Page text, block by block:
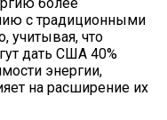
более
с традиционными
учитывая, что
дать США 40%
энергии,
на расширение их